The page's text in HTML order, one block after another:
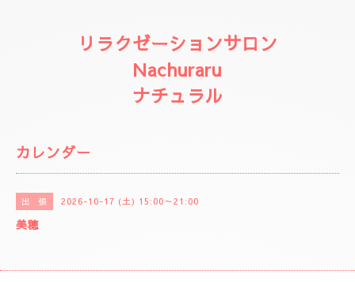
リラクゼーションサロン
Nachuraru
ナチュラル
カレンダー
出 張 2026-10-17 (土) 15:00～21:00
美穂